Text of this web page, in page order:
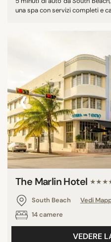
una spa con servizi completi e
‹
The Marlin Hotel
South Beach
Vedi
14 camere
VEDERE